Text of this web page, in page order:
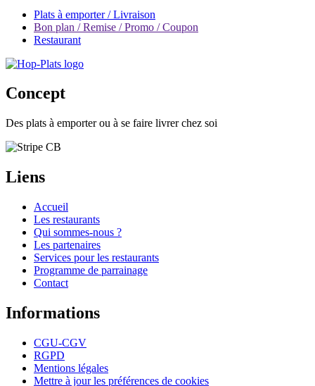
Plats à emporter / Livraison
Bon plan / Remise / Promo / Coupon
Restaurant
Concept
Des plats à emporter ou à se faire livrer chez soi
Liens
Accueil
Les restaurants
Qui sommes-nous ?
Les partenaires
Services pour les restaurants
Programme de parrainage
Contact
Informations
CGU-CGV
RGPD
Mentions légales
Mettre à jour les préférences de cookies